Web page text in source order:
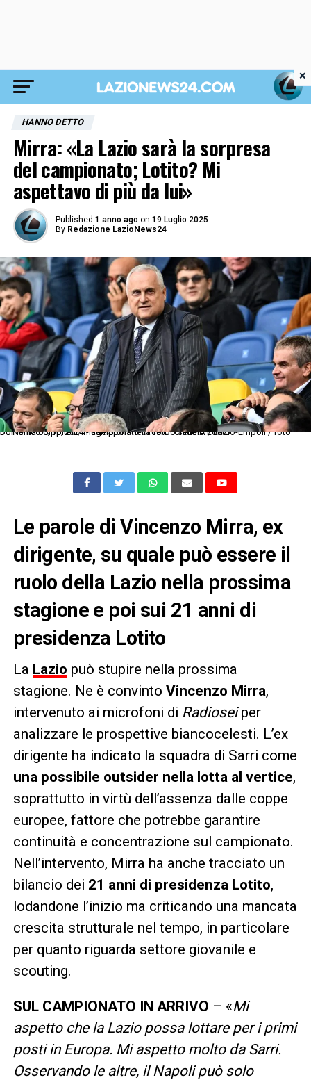
HANNO DETTO
Mirra: «La Lazio sarà la sorpresa
del campionato; Lotito? Mi
aspettavo di più da lui»
Published 1 anno ago on 19 Luglio 2025
By Redazione LazioNews24
Dc Roma 06/10/2024 - campionato di calcio serie A / Lazio-Empoli / foto Domenico Cippitelli/Image Sport nella foto: Claudio Lotito
Le parole di Vincenzo Mirra, ex
dirigente, su quale può essere il
ruolo della Lazio nella prossima
stagione e poi sui 21 anni di
presidenza Lotito
La Lazio può stupire nella prossima
stagione. Ne è convinto Vincenzo Mirra,
intervenuto ai microfoni di Radioseiper
analizzare le prospettive biancocelesti. L’ex
dirigente ha indicato la squadra di Sarri come
una possibile outsider nella lotta al vertice,
soprattutto in virtù dell’assenza dalle coppe
europee, fattore che potrebbe garantire
continuità e concentrazione sul campionato.
Nell’intervento, Mirra ha anche tracciato un
bilancio dei 21 anni di presidenza Lotito,
lodandone l’inizio ma criticando una mancata
crescita strutturale nel tempo, in particolare
per quanto riguarda settore giovanile e
scouting.
SUL CAMPIONATO IN ARRIVO – «Mi
aspetto che la Lazio possa lottare per i primi
posti in Europa. Mi aspetto molto da Sarri.
Osservando le altre, il Napoli può solo
×